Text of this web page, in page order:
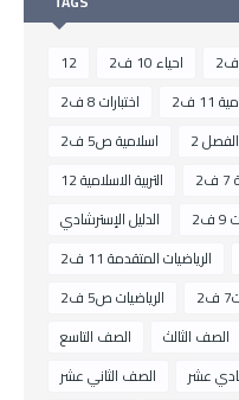
12 احياء 10 ف2
اختبارات 8 ف2
ف2
اسلامية ص5 ف2
التربية الاسلامية 12
الدليل الإسترشادي
الرياضيات المتقدمة 11 ف2
الرياضيات ص5 ف2
الصف التاسع
الصف الثالث
الصف الثاني عشر
عشر